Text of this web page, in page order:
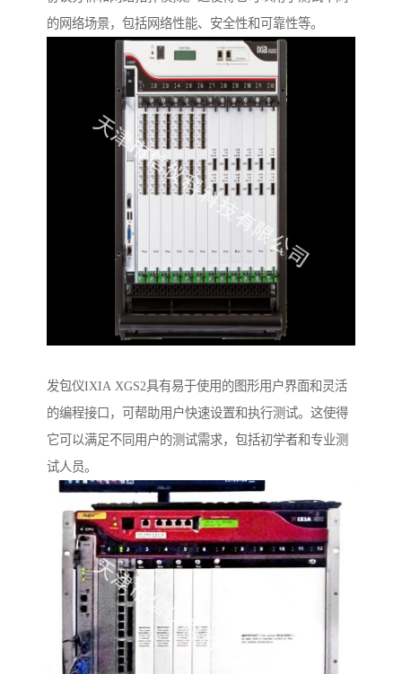
的网络场景，包括网络性能、安全性和可靠性等。
发包仪IXIA XGS2具有易于使用的图形用户界面和灵活
的编程接口，可帮助用户快速设置和执行测试。这使得
它可以满足不同用户的测试需求，包括初学者和专业测
试人员。